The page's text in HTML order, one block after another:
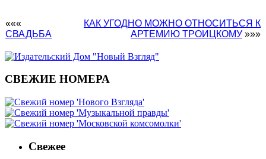
«««
СВАДЬБА
КАК УГОДНО МОЖНО ОТНОСИТЬСЯ К
АРТЕМИЮ ТРОИЦКОМУ »»»
СВЕЖИЕ НОМЕРА
Свежее